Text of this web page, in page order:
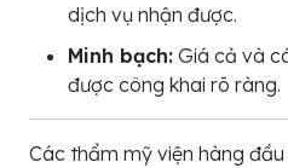
dịch vụ nhận được.
Minh bạch: Giá cả và
được công khai rõ ràng.
Các thẩm mỹ viện hàng đầu